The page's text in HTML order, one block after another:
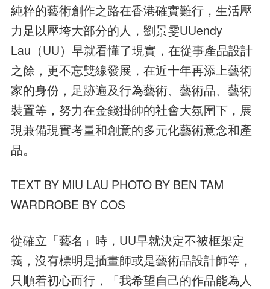
純粹的藝術創作之路在香港確實難行，生活壓
力足以壓垮大部分的人，劉景雯UUendy
Lau（UU） 早就看懂了現實，在從事產品設計
之餘，更不忘雙線發展，在近十年再添上藝術
家的身份，足跡遍及行為藝術、藝術品、藝術
裝置等，努力在金錢掛帥的社會大氛圍下，展
現兼備現實考量和創意的多元化藝術意念和產
品。
TEXT BY MIU LAU PHOTO BY BEN TAM
WARDROBE BY COS
從確立「藝名」時，UU早就決定不被框架定
義，沒有標明是插畫師或是藝術品設計師等，
只順着初心而行，「我希望自己的作品能為人